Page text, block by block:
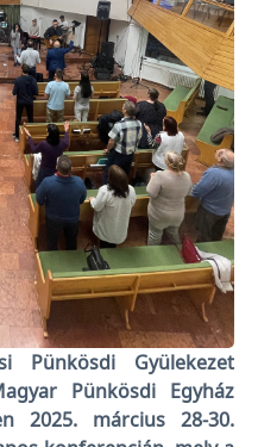
Pünkösdi Gyülekezet
Pünkösdi Egyház
2025. március 28-30.